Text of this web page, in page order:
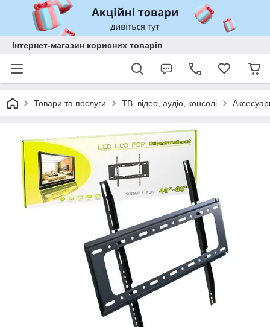
Інтернет-магазин корисних товарів
Товари та послуги ТВ, відео, аудіо, консолі